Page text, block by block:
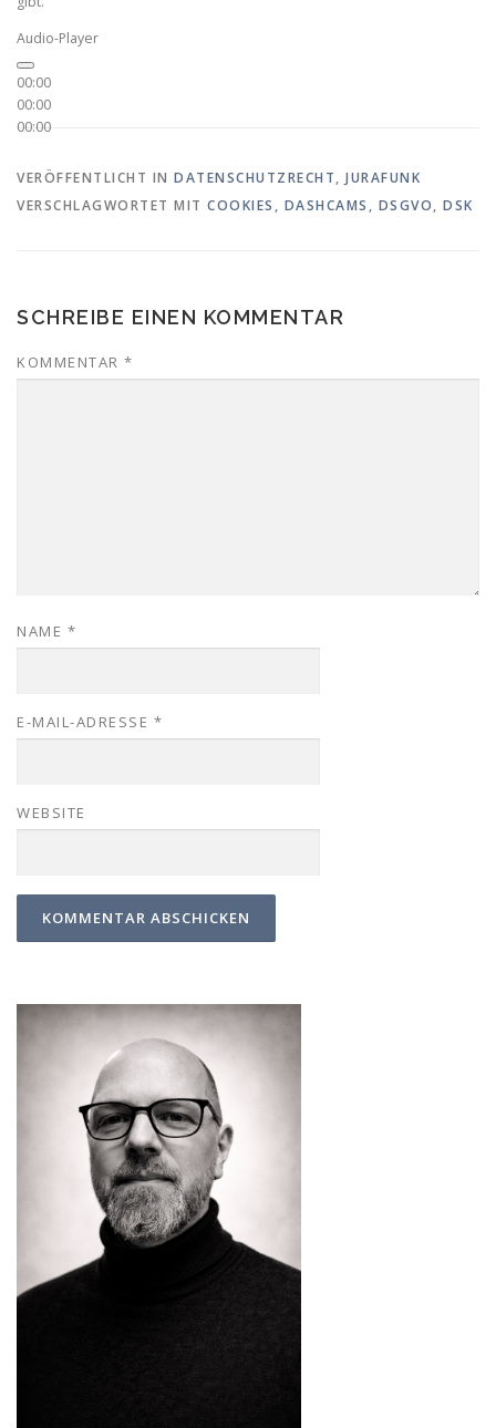
Audio-Player
00:00
00:00
00:00
VERÖFFENTLICHT IN DATENSCHUTZRECHT, JURAFUNK
VERSCHLAGWORTET MIT COOKIES , DASHCAMS , DSGVO, DSK
SCHREIBE EINEN KOMMENTAR
KOMMENTAR *
NAME *
E-MAIL-ADRESSE *
WEBSITE